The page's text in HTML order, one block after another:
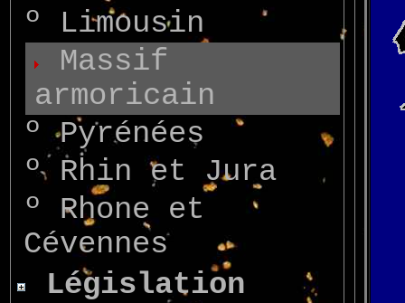
º Limousin
Massif
armoricain
º Pyrénées
ºRhin et Jura
º Rhone et
Cévennes
Législation